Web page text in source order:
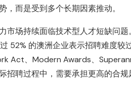
，而是受到多个长期因素推动。
市场持续面临技术型人才短缺问
52% 的澳洲企业表示招聘难度较
Act、Modern Awards、
招聘过程中，需要承担更高的合规